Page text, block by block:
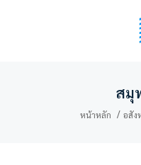
สมุ
หน้าหลัก อสัง